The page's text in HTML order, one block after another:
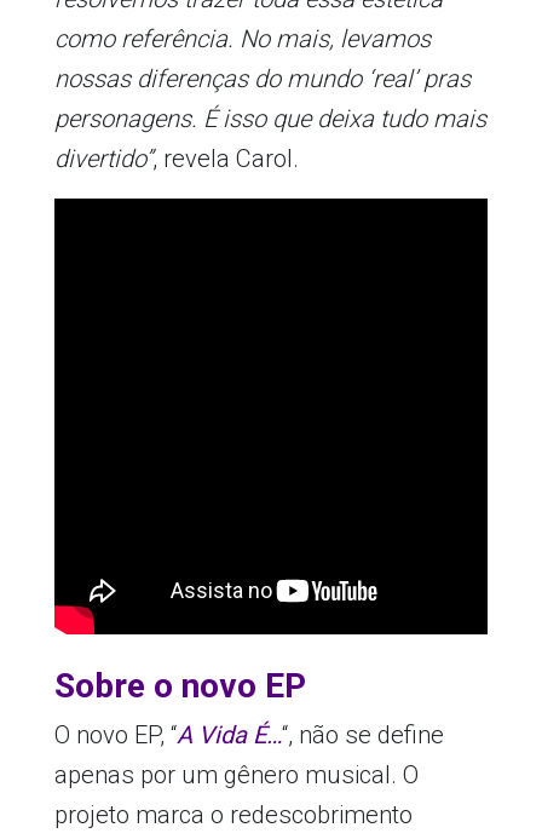
como referência. No mais, levamos
nossas diferenças do mundo ‘real’ pras
personagens. É isso que deixa tudo mais
divertido”, revela Carol.
Sobre o novo EP
O novo EP, “A Vida É…“, não se define
apenas por um gênero musical. O
projeto marca o redescobrimento